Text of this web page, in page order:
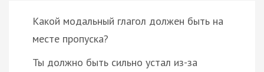
Какой модальный глагол должен быть на
месте пропуска?
Ты должно быть сильно устал из-за